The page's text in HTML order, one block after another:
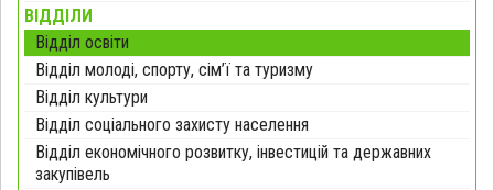
ВІДДІЛИ
Відділ освіти
Відділ молоді, спорту, сім’ї та туризму
Відділ культури
Відділ соціального захисту населення
Відділ економічного розвитку, інвестицій та державних
закупівель